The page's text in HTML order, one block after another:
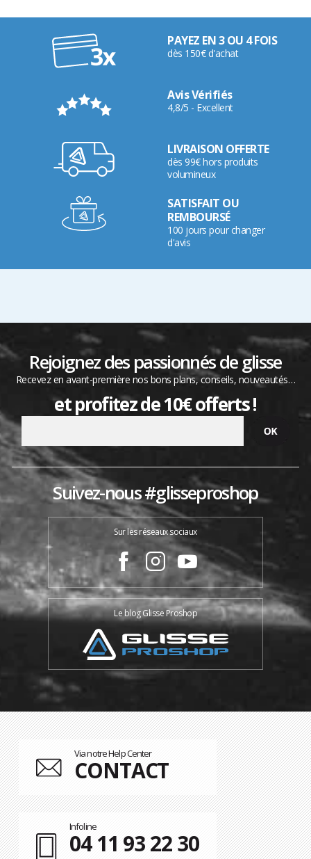
PAYEZ EN 3 OU 4 FOIS
dès 150€ d'achat
Avis Vérifiés
4,8/5 - Excellent
LIVRAISON OFFERTE
dès 99€ hors produits
volumineux
SATISFAIT OU
REMBOURSÉ
100 jours pour changer
d'avis
Rejoignez des passionnés de glisse
Recevez en avant-première nos bons plans, conseils, nouveautés…
et profitez de 10€ offerts !
Suivez-nous #glisseproshop
Sur les réseaux sociaux
Le blog Glisse Proshop
Via notre Help Center
CONTACT
Infoline
04 11 93 22 30